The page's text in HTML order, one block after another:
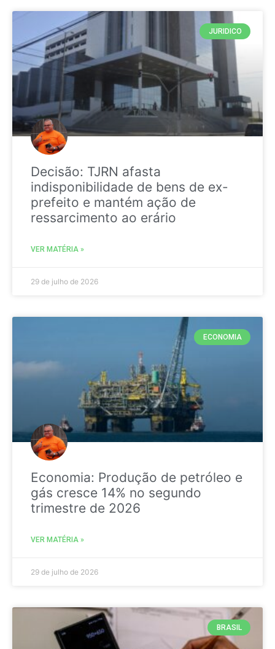
JURIDICO
Decisão: TJRN afasta
indisponibilidade de bens de ex-
prefeito e mantém ação de
ressarcimento ao erário
VER MATÉRIA »
29 de julho de 2026
ECONOMIA
Economia: Produção de petróleo e
gás cresce 14% no segundo
trimestre de 2026
VER MATÉRIA »
29 de julho de 2026
BRASIL